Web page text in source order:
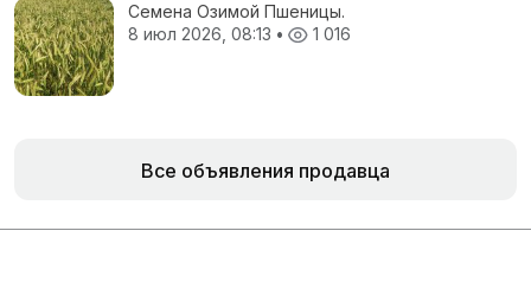
Семена Озимой Пшеницы.
8 июл 2026, 08:13 • 1 016
Все объявления продавца